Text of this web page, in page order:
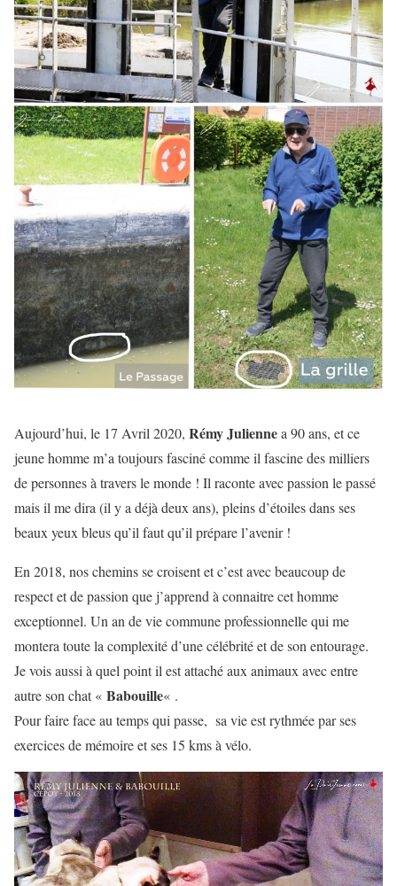
Aujourd’hui, le 17 Avril 2020, Rémy Juliennea 90 ans, et ce
jeune homme m’a toujours fasciné comme il fascine des milliers
de personnes à travers le monde ! Il raconte avec passion le passé
mais il me dira (il y a déjà deux ans), pleins d’étoiles dans ses
beaux yeux bleus qu’il faut qu’il prépare l’avenir !
En 2018, nos chemins se croisent et c’est avec beaucoup de
respect et de passion que j’apprend à connaitre cet homme
exceptionnel. Un an de vie commune professionnelle qui me
montera toute la complexité d’une célébrité et de son entourage.
Je vois aussi à quel point il est attaché aux animaux avec entre
autre son chat « Babouille« .
Pour faire face au temps qui passe, sa vie est rythmée par ses
exercices de mémoire et ses 15 kms à vélo.